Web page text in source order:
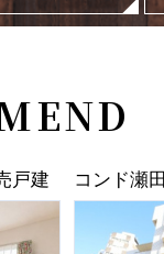
戸建 コンド瀬田